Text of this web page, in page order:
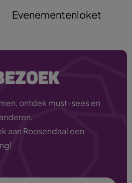
Evenementenloket
ontdek must-sees en
aan Roosendaal een